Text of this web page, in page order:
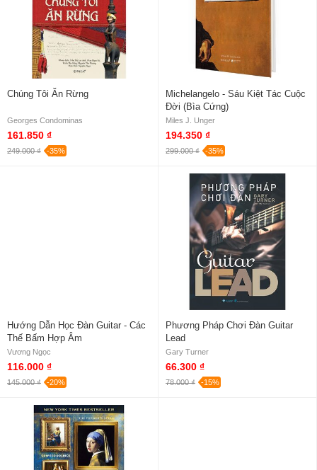
Chúng Tôi Ăn Rừng
Georges Condominas
161.850 ₫
249.000 ₫ -35%
Michelangelo - Sáu Kiệt Tác Cuộc
Đời (Bìa Cứng)
Miles J. Unger
194.350 ₫
299.000 ₫ -35%
Hướng Dẫn Học Đàn Guitar - Các
Thế Bấm Hợp Âm
Vương Ngọc
116.000 ₫
145.000 ₫ -20%
Phương Pháp Chơi Đàn Guitar
Lead
Gary Turner
66.300 ₫
78.000 ₫ -15%